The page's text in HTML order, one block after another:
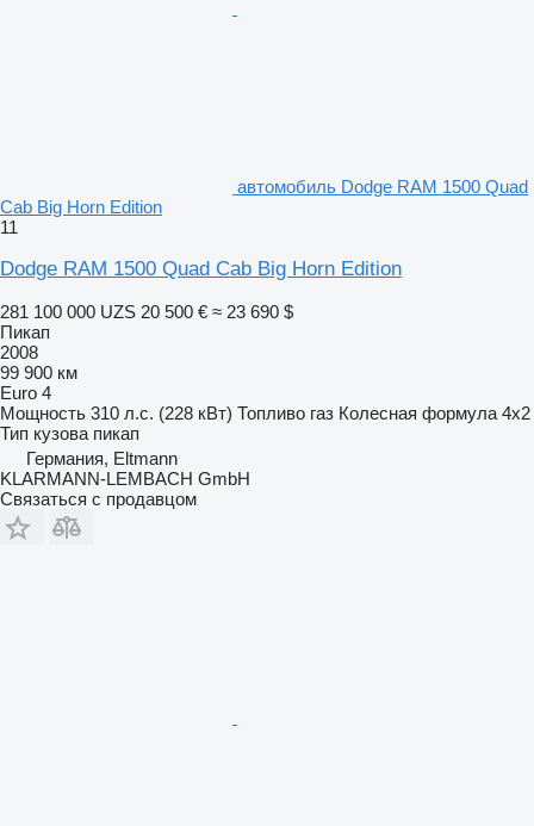
автомобиль Dodge RAM 1500 Quad
Cab Big Horn Edition
11
Dodge RAM 1500 Quad Cab Big Horn Edition
281 100 000 UZS 20 500 € ≈ 23 690 $
Пикап
2008
99 900 км
Euro 4
Мощность 310 л.с. (228 кВт) Топливо газ Колесная формула 4x2
Тип кузова пикап
Германия, Eltmann
KLARMANN-LEMBACH GmbH
Связаться с продавцом